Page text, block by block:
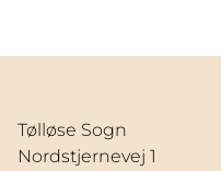
Tølløse Sogn
Nordstjernevej 1